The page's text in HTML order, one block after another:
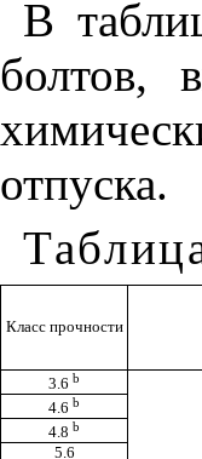
В
болтов,
отпуска.
Класс прочности
3.6 b
4.6 b
4.8 b
5.6